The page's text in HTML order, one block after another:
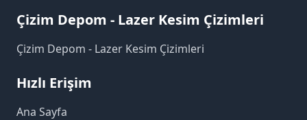
Çizim Depom - Lazer Kesim Çizimleri
Çizim Depom - Lazer Kesim Çizimleri
Hızlı Erişim
Ana Sayfa